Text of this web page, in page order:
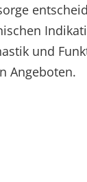
und
Angeboten.